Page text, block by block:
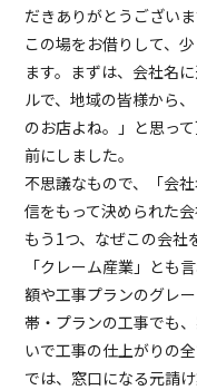
だきありがとうござい
この場をお借りして、
ます。まずは、会社名
ルで、地域の皆様から
のお店よね。」と思っ
前にしました。
不思議なもので、「会
信をもって決められた会
もう1つ、なぜこの会社
「クレーム産業」とも
額や工事プランのグレ
帯・プランの工事でも
いで工事の仕上がりの
では、窓口になる元請